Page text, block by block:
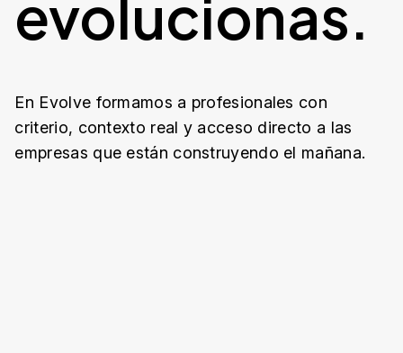
evolucionas.
En Evolve formamos a profesionales con
criterio, contexto real y acceso directo a las
empresas que están construyendo el mañana.